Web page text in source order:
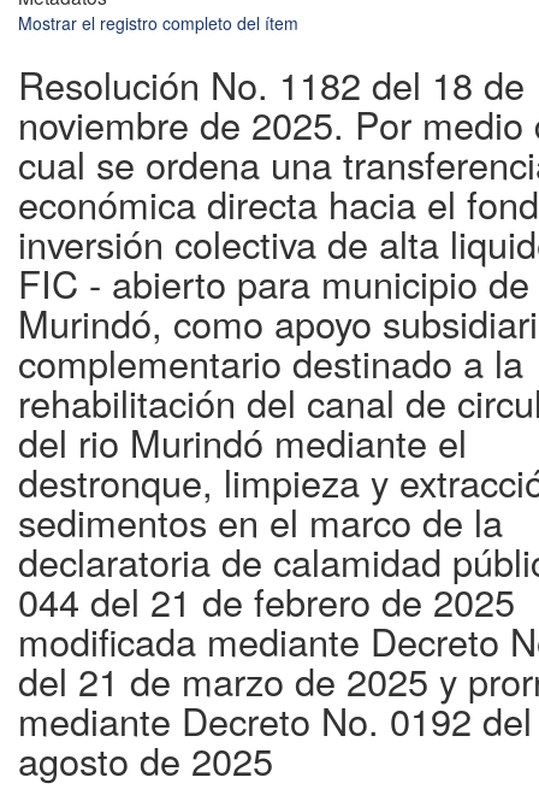
Mostrar el registro completo del ítem
Resolución No. 1182 del 18 de
noviembre de 2025. Por medio
cual se ordena una
económica directa hacia el
inversión colectiva de alta
FIC - abierto para municipio de
Murindó, como apoyo
complementario destinado a la
rehabilitación del canal de
del rio Murindó mediante el
destronque, limpieza y
sedimentos en el marco de la
declaratoria de calamidad
044 del 21 de febrero de 2025
modificada mediante Decreto
del 21 de marzo de 2025 y
mediante Decreto No. 0192
agosto de 2025